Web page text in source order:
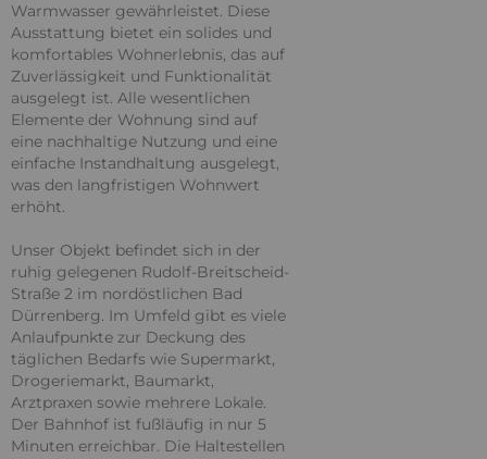
Warmwasser gewährleistet. Diese
Ausstattung bietet ein solides und
komfortables Wohnerlebnis, das auf
Zuverlässigkeit und Funktionalität
ausgelegt ist. Alle wesentlichen
Elemente der Wohnung sind auf
eine nachhaltige Nutzung und eine
einfache Instandhaltung ausgelegt,
was den langfristigen Wohnwert
erhöht.
Unser Objekt befindet sich in der
ruhig gelegenen Rudolf-Breitscheid-
Straße 2 im nordöstlichen Bad
Dürrenberg. Im Umfeld gibt es viele
Anlaufpunkte zur Deckung des
täglichen Bedarfs wie Supermarkt,
Drogeriemarkt, Baumarkt,
Arztpraxen sowie mehrere Lokale.
Der Bahnhof ist fußläufig in nur 5
Minuten erreichbar. Die Haltestellen